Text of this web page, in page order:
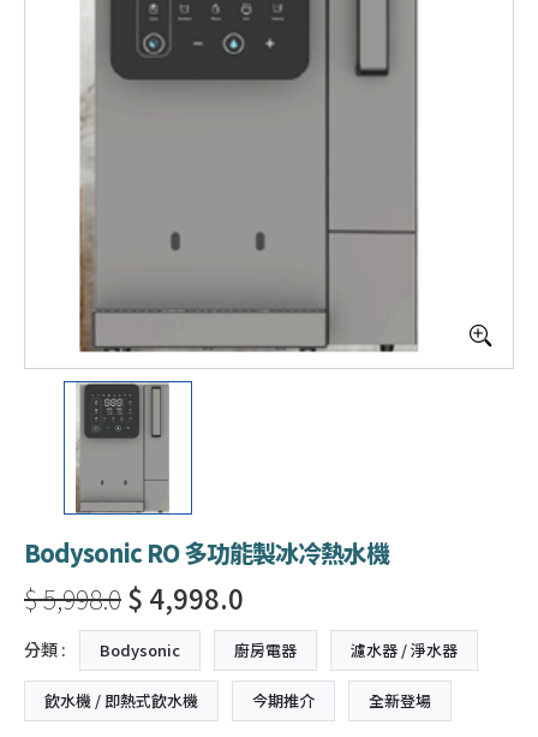
Bodysonic RO 多功能製冰冷熱水機
$ 5,998.0$ 4,998.0
分類 : Bodysonic 廚房電器 濾水器 / 淨水器
飲水機 / 即熱式飲水機 今期推介 全新登場